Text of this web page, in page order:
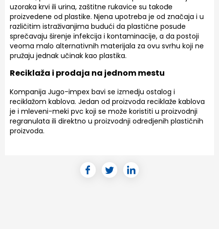
uzoraka krvi ili urina, zaštitne rukavice su takođe
proizvedene od plastike. Njena upotreba je od značaja i u
različitim istraživanjima budući da plastične posude
sprečavaju širenje infekcija i kontaminacije, a da postoji
veoma malo alternativnih materijala za ovu svrhu koji ne
pružaju jednak učinak kao plastika.
Reciklaža i prodaja na jednom mestu
Kompanija Jugo-impex bavi se izmedju ostalog i
reciklažom kablova. Jedan od proizvoda reciklaže kablova
je i mleveni-meki pvc koji se može koristiti u proizvodnji
regranulata ili direktno u proizvodnji odredjenih plastičnih
proizvoda.